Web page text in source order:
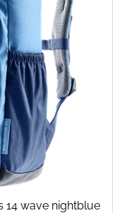
14 wave nightblue